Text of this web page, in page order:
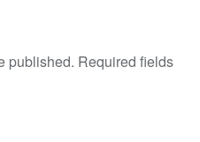
published. Required fields